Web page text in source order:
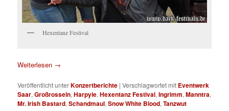
Hexentanz Festival
Weiterlesen →
Veröffentlicht unterKonzertberichte |Verschlagwortet mit Eventwerk
Saar,Großrosseln,Harpyie,Hexentanz Festival,Ingrimm,Manntra,
Mr. Irish Bastard,Schandmaul,Snow White Blood,Tanzwut